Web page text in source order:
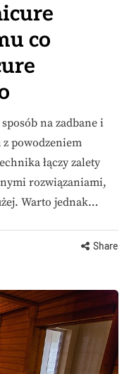
co
na zadbane i
powodzeniem
łączy zalety
rozwiązaniami,
Warto jednak…
Share